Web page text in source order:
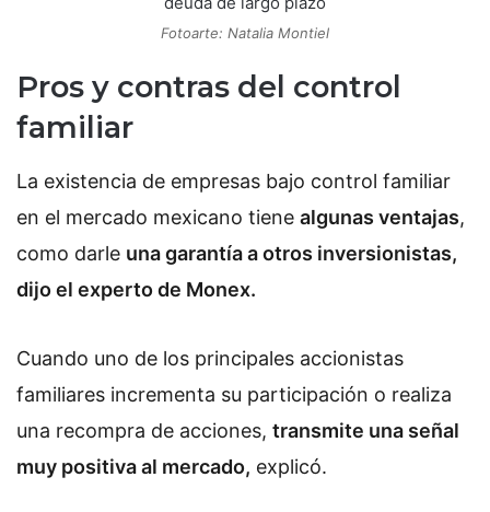
Fotoarte: Natalia Montiel
Pros y contras del control
familiar
La existencia de empresas bajo control familiar
en el mercado mexicano tiene algunas ventajas,
como darle una garantía a otros inversionistas,
dijo el experto de Monex.
Cuando uno de los principales accionistas
familiares incrementa su participación o realiza
una recompra de acciones, transmite una señal
muy positiva al mercado, explicó.